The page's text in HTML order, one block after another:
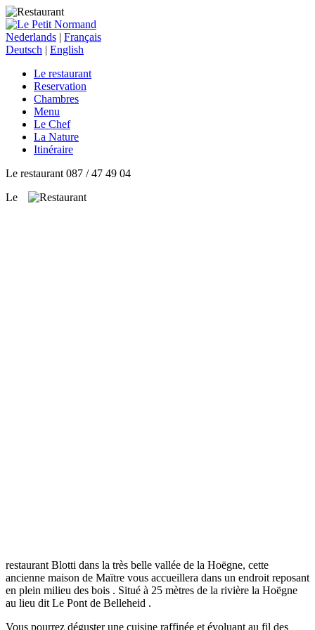
Nederlands | Français
Deutsch | English
Le restaurant
Reservation
Chambres
Menu
Le Chef
La Nature
Itinéraire
Le restaurant 087 / 47 49 04
Le
restaurant Blotti dans la très belle vallée de la Hoëgne, cette
ancienne maison de Maïtre vous accueillera dans un endroit reposant
en plein milieu des bois . Situé à 25 mètres de la rivière la Hoëgne
au lieu dit Le Pont de Belleheid .
Vous pourrez déguster une cuisine raffinée et évoluant au fil des